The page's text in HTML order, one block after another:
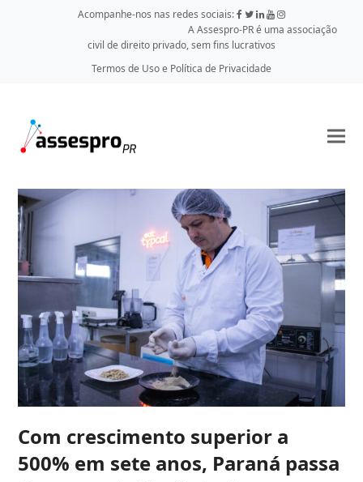
Acompanhe-nos nas redes sociais:
A Assespro-PR é uma associação
civil de direito privado, sem fins lucrativos
Termos de Uso e Política de Privacidade
Com crescimento superior a
500% em sete anos, Paraná passa